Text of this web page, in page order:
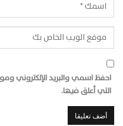
احفظ اسمي والبريد الإلكتروني
التي أعلق فيها.